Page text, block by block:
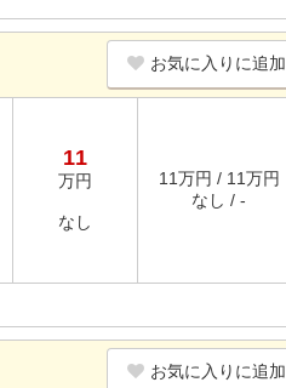
お気に入りに追加
11
万円
なし
11万円 / 11万円
なし / -
お気に入りに追加